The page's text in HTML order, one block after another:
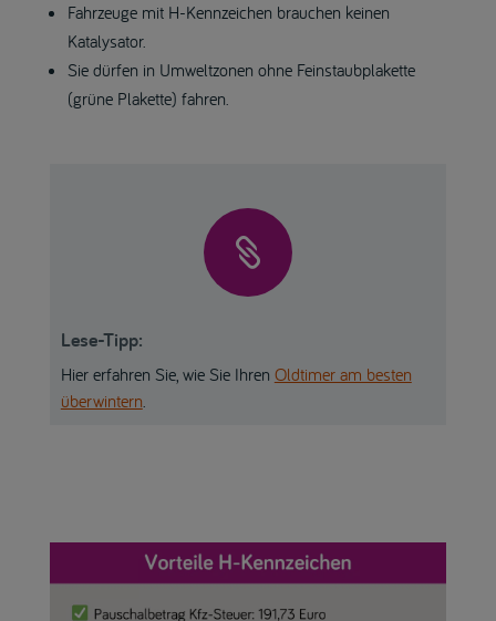
Fahrzeuge mit H-Kennzeichen brauchen keinen
Katalysator.
Sie dürfen in Umweltzonen ohne Feinstaubplakette
(grüne Plakette) fahren.

Lese-Tipp:
Hier erfahren Sie, wie Sie Ihren Oldtimer am besten
überwintern.